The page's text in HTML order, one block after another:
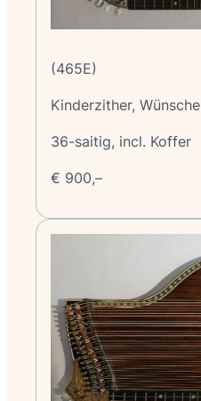
(465E)
Kinderzither, Wünsche
36-saitig, incl. Koffer
€ 900,–